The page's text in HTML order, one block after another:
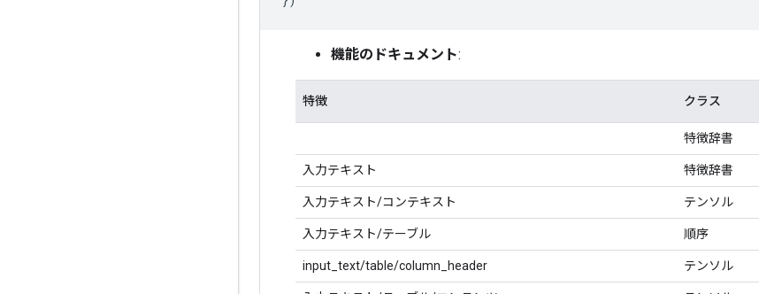
機能のドキュメント:
特徴 クラス
特徴辞書
入力テキスト 特徴辞書
入力テキスト/コンテキスト テンソル
入力テキスト/テーブル 順序
input_text/table/column_header テンソル